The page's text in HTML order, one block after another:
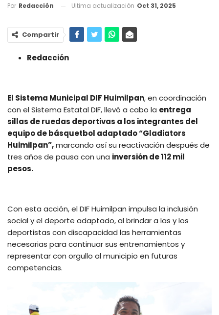
Por Redacción Ultima actualización Oct 31, 2025
Compartir
Redacción
El Sistema Municipal DIF Huimilpan, en coordinación
con el Sistema Estatal DIF, llevó a cabo la entrega
sillas de ruedas deportivas a los integrantes del
equipo de básquetbol adaptado “Gladiators
Huimilpan”,marcando así su reactivación después de
tres años de pausa con una inversión de 112 mil
pesos.
Con esta acción, el DIF Huimilpan impulsa la inclusión
social y el deporte adaptado, al brindar a las y los
deportistas con discapacidad las herramientas
necesarias para continuar sus entrenamientos y
representar con orgullo al municipio en futuras
competencias.